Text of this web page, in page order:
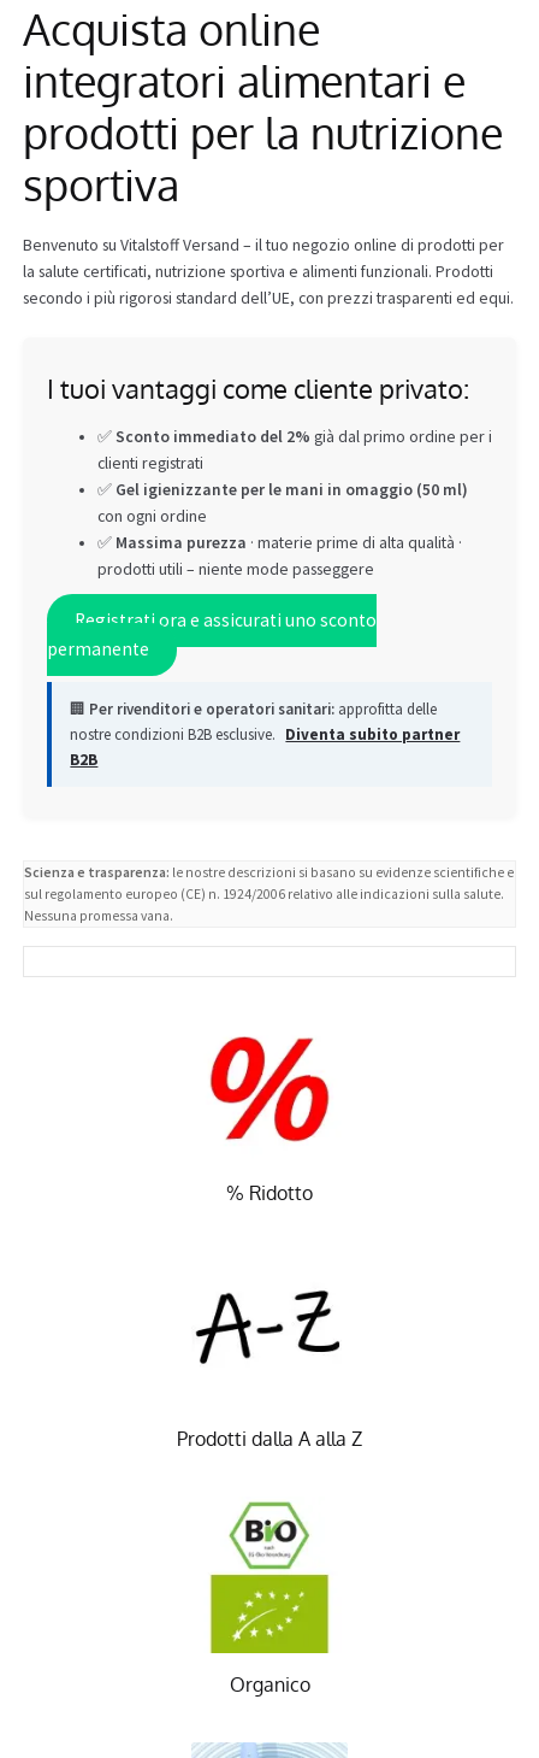
Info
Acquista online
integratori alimentari e
prodotti per la nutrizione
sportiva
Benvenuto su Vitalstoff Versand – il tuo negozio online di prodotti per
la salute certificati, nutrizione sportiva e alimenti funzionali. Prodotti
secondo i più rigorosi standard dell’UE, con prezzi trasparenti ed equi.
I tuoi vantaggi come cliente privato:
✅Sconto immediato del 2% già dal primo ordine per i
clienti registrati
✅ Gel igienizzante per le mani in omaggio (50 ml)
con ogni ordine
✅ Massima purezza · materie prime di alta qualità ·
prodotti utili – niente mode passeggere
Registrati ora e assicurati uno sconto
permanente
🏢 Per rivenditori e operatori sanitari: approfitta delle
nostre condizioni B2B esclusive. Diventa subito partner
B2B
Scienza e trasparenza: le nostre descrizioni si basano su evidenze scientifiche e
sul regolamento europeo (CE) n. 1924/2006 relativo alle indicazioni sulla salute.
Nessuna promessa vana.
% Ridotto
Prodotti dalla A alla Z
Organico